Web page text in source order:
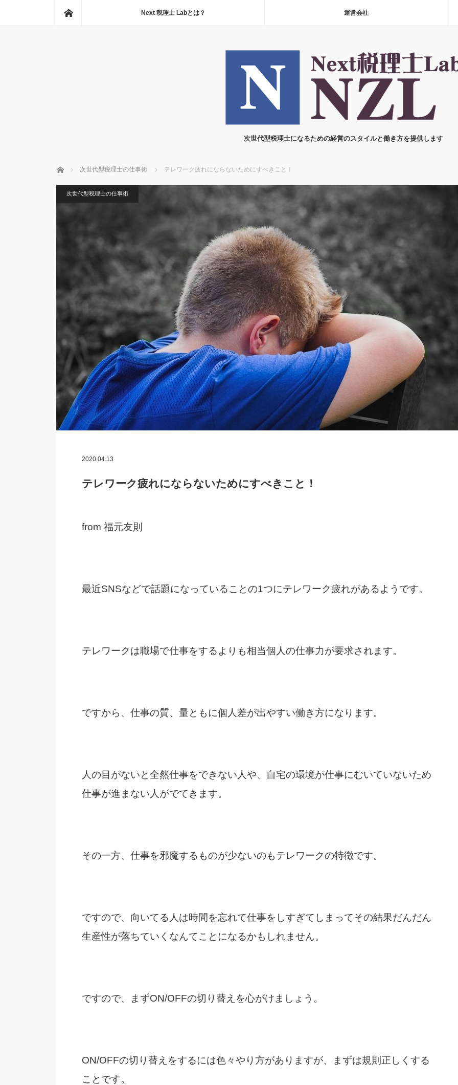
Next 税理士 Labとは？ 運営会社
次世代型税理士になるための経営のスタイルと働き方を提供します
ホーム 次世代型税理士の仕事術 テレワーク疲れにならないためにすべきこと！
次世代型税理士の仕事術
2020.04.13
テレワーク疲れにならないためにすべきこと！
from 福元友則
最近SNSなどで話題になっていることの1つにテレワーク疲れがあるようです。
テレワークは職場で仕事をするよりも相当個人の仕事力が要求されます。
ですから、仕事の質、量ともに個人差が出やすい働き方になります。
人の目がないと全然仕事をできない人や、自宅の環境が仕事にむいていないため
仕事が進まない人がでてきます。
その一方、仕事を邪魔するものが少ないのもテレワークの特徴です。
ですので、向いてる人は時間を忘れて仕事をしすぎてしまってその結果だんだん
生産性が落ちていくなんてことになるかもしれません。
ですので、まずON/OFFの切り替えを心がけましょう。
ON/OFFの切り替えをするには色々やり方がありますが、まずは規則正しくする
ことです。